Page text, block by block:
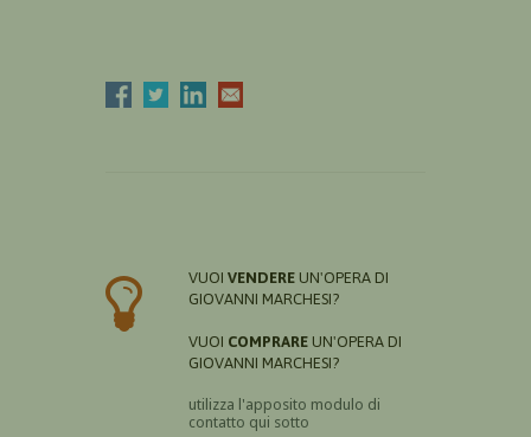
VUOI VENDERE UN'OPERA DI
GIOVANNI MARCHESI?
VUOI COMPRARE UN'OPERA DI
GIOVANNI MARCHESI?
utilizza l'apposito modulo di
contatto qui sotto